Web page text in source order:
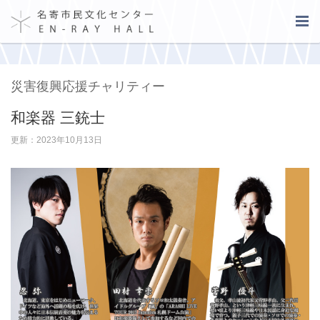
災害復興応援チャリティー
和楽器 三銃士
更新：2023年10月13日